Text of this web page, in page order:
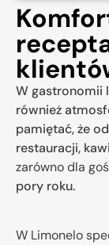
W gastronomii
również
pamiętać, że
restauracji,
zarówno dla
pory roku.
W Limonelo